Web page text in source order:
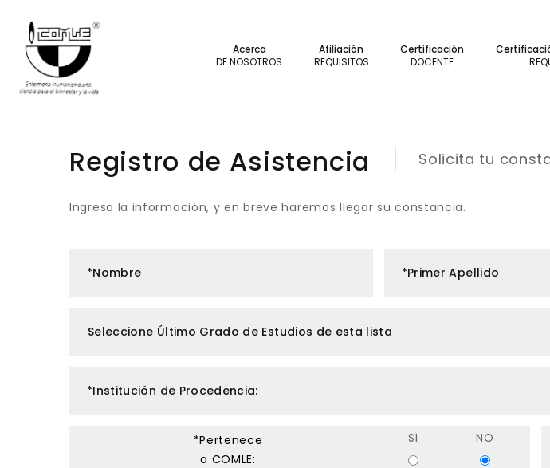
Acerca
DE NOSOTROS
Afiliación
REQUISITOS
Certificación
DOCENTE
Registro de Asistencia Solicita tu
Ingresa la información, y en breve haremos llegar su constancia.
*Nombre *Primer Apellido
*Institución de Procedencia:
*Pertenece
a COMLE:
SI NO